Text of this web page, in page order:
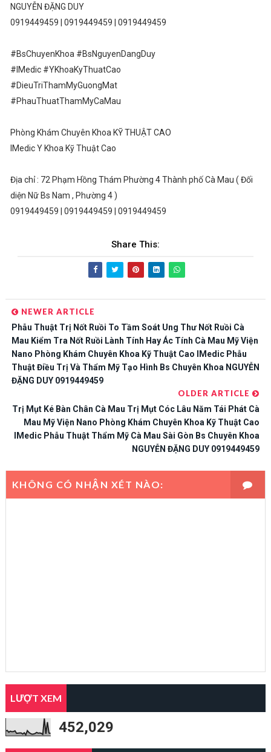
NGUYỄN ĐẶNG DUY
0919449459 | 0919449459 | 0919449459
#BsChuyenKhoa #BsNguyenDangDuy
#IMedic #YKhoaKyThuatCao
#DieuTriThamMyGuongMat
#PhauThuatThamMyCaMau
Phòng Khám Chuyên Khoa KỸ THUẬT CAO
IMedic Y Khoa Kỹ Thuật Cao
Địa chỉ : 72 Phạm Hồng Thám Phường 4 Thành phố Cà Mau ( Đối
diện Nữ Bs Nam , Phường 4 )
0919449459 | 0919449459 | 0919449459
Share This:
NEWER ARTICLE
Phẫu Thuật Trị Nốt Ruồi To Tầm Soát Ung Thư Nốt Ruồi Cà
Mau Kiểm Tra Nốt Ruồi Lành Tính Hay Ác Tính Cà Mau Mỹ Viện
Nano Phòng Khám Chuyên Khoa Kỹ Thuật Cao IMedic Phẫu
Thuật Điều Trị Và Thẩm Mỹ Tạo Hình Bs Chuyên Khoa NGUYỄN
ĐẶNG DUY 0919449459
OLDER ARTICLE
Trị Mụt Ké Bàn Chân Cà Mau Trị Mụt Cóc Lâu Năm Tái Phát Cà
Mau Mỹ Viện Nano Phòng Khám Chuyên Khoa Kỹ Thuật Cao
IMedic Phẫu Thuật Thẩm Mỹ Cà Mau Sài Gòn Bs Chuyên Khoa
NGUYỄN ĐẶNG DUY 0919449459
KHÔNG CÓ NHẬN XÉT NÀO:
LƯỢT XEM
452,029